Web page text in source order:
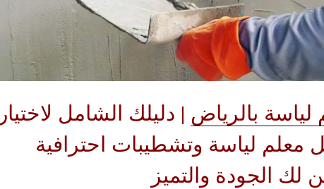
لياسة بالرياض | دليلك الشامل لاختيار
معلم لياسة وتشطيبات احترافية
لك الجودة والتميز